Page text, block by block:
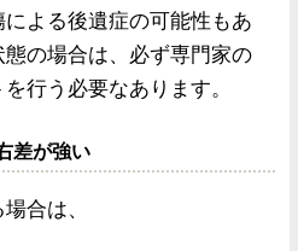
よる後遺症の可能性もあ
の場合は、必ず専門家の
行う必要なあります。
差が強い
合は、